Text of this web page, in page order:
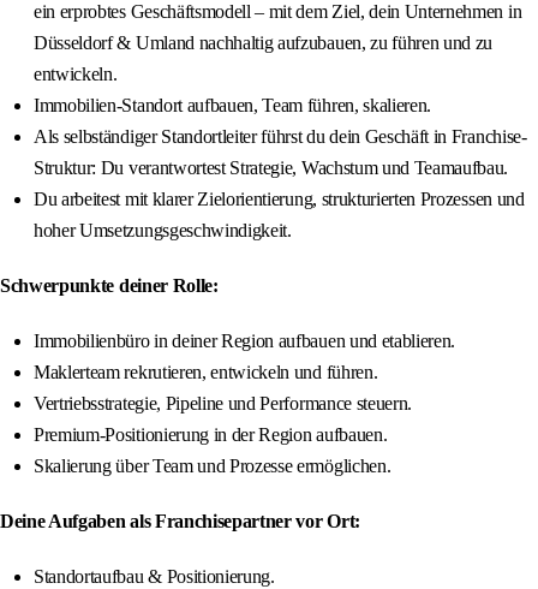
ein erprobtes Geschäftsmodell – mit dem Ziel, dein Unternehmen in
Düsseldorf & Umland nachhaltig aufzubauen, zu führen und zu
entwickeln.
Immobilien-Standort aufbauen, Team führen, skalieren.
Als selbständiger Standortleiter führst du dein Geschäft in Franchise-
Struktur: Du verantwortest Strategie, Wachstum und Teamaufbau.
Du arbeitest mit klarer Zielorientierung, strukturierten Prozessen und
hoher Umsetzungsgeschwindigkeit.
Schwerpunkte deiner Rolle:
Immobilienbüro in deiner Region aufbauen und etablieren.
Maklerteam rekrutieren, entwickeln und führen.
Vertriebsstrategie, Pipeline und Performance steuern.
Premium-Positionierung in der Region aufbauen.
Skalierung über Team und Prozesse ermöglichen.
Deine Aufgaben als Franchisepartner vor Ort:
Standortaufbau & Positionierung.